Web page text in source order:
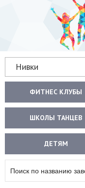
Нивки
ФИТНЕС КЛУБЫ
ШКОЛЫ ТАНЦЕВ
ДЕТЯМ